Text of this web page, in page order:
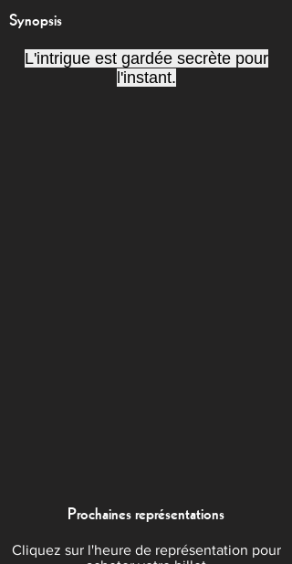
Synopsis
L'intrigue est gardée secrète pour
l'instant.
Prochaines représentations
Cliquez sur l'heure de représentation pour